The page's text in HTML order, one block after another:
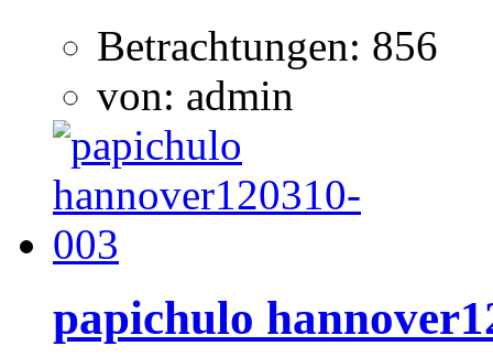
Betrachtungen: 856
von: admin
papichulo